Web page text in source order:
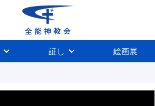
証し 絵画展